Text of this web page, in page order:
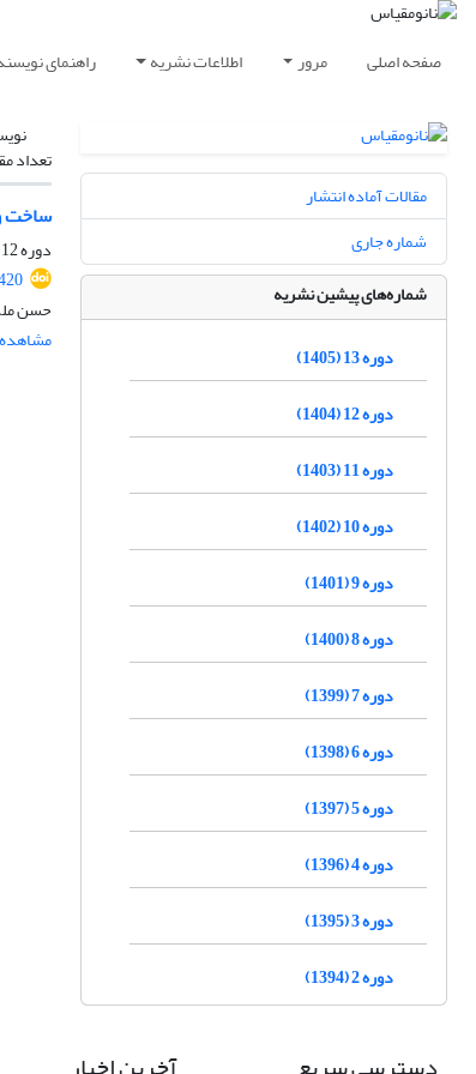
صفحه اصلی مرور اطلاعات نشریه راهنمای
تعداد
ساخت
دوره 12، شماره 4، زمستان 1404، صفحه
حسن
مشاهده
مقالات آماده انتشار
شماره جاری
شماره‌های پیشین نشریه
دوره 13 (1405)
دوره 12 (1404)
دوره 11 (1403)
دوره 10 (1402)
دوره 9 (1401)
دوره 8 (1400)
دوره 7 (1399)
دوره 6 (1398)
دوره 5 (1397)
دوره 4 (1396)
دوره 3 (1395)
دوره 2 (1394)